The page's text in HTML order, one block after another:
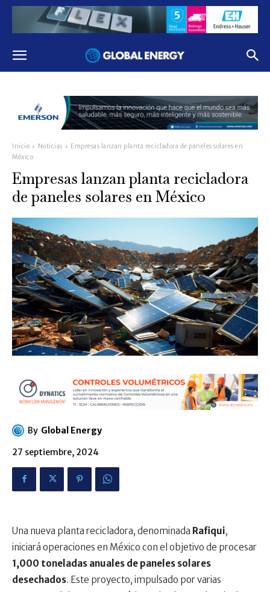
Inicio Noticias
Empresas lanzan planta recicladora de paneles solares en
México
Empresas lanzan planta recicladora
de paneles solares en México
By Global Energy
27 septiembre, 2024
Una nueva planta recicladora, denominada Rafiqui,
iniciará operaciones en México con el objetivo de procesar
1,000 toneladas anuales de paneles solares
desechados. Este proyecto, impulsado por varias